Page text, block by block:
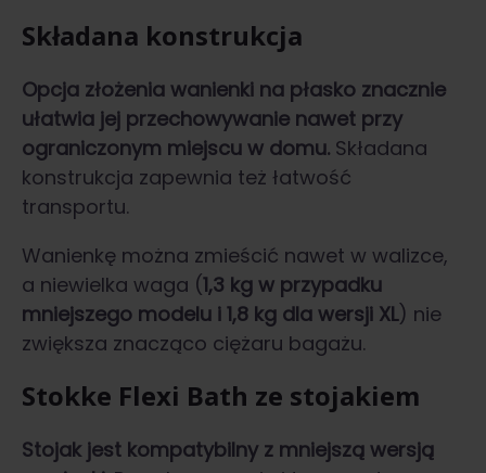
Składana konstrukcja
Opcja złożenia wanienki na płasko znacznie
ułatwia jej przechowywanie nawet przy
ograniczonym miejscu w domu. Składana
konstrukcja zapewnia też łatwość
transportu.
Wanienkę można zmieścić nawet w walizce,
a niewielka waga (1,3 kg w przypadku
mniejszego modelu i 1,8 kg dla wersji XL) nie
zwiększa znacząco ciężaru bagażu.
Stokke Flexi Bath ze stojakiem
Stojak jest kompatybilny z mniejszą wersją